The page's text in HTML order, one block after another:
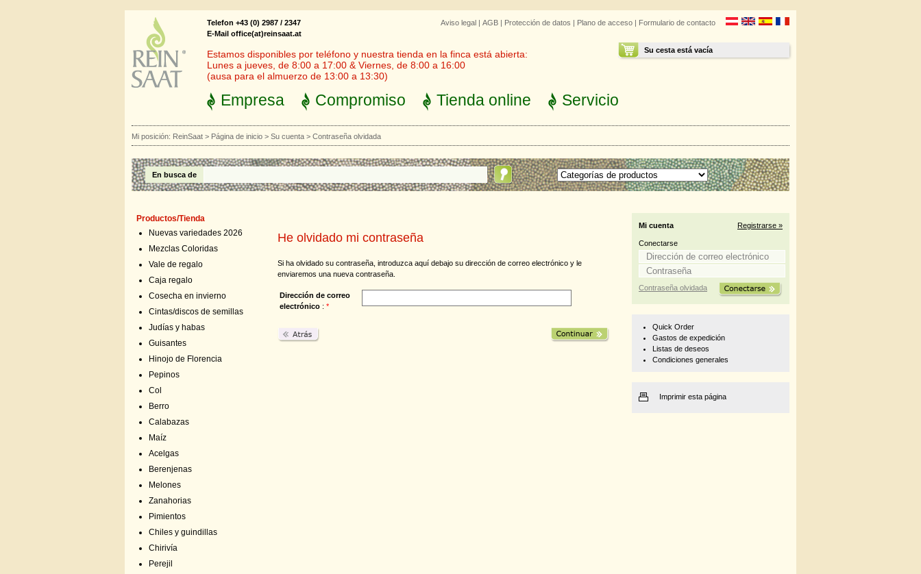
Aviso legal | AGB | Protección de datos | Plano de acceso | Formulario de contacto
Su cesta está vacía
Telefon +43 (0) 2987 / 2347
E-Mail office(at)reinsaat.at
Estamos disponibles por teléfono y nuestra tienda en la finca está abierta:
Lunes a jueves, de 8:00 a 17:00 & Viernes, de 8:00 a 16:00
(ausa para el almuerzo de 13:00 a 13:30)
Empresa Compromiso Tienda online Servicio
Mi posición: ReinSaat > Página de inicio > Su cuenta > Contraseña olvidada
En busca de
Productos/Tienda
Nuevas variedades 2026
Mezclas Coloridas
Vale de regalo
Caja regalo
Cosecha en invierno
Cintas/discos de semillas
Judías y habas
Guisantes
Hinojo de Florencia
Pepinos
Col
Berro
Calabazas
Maíz
Acelgas
Berenjenas
Melones
Zanahorias
Pimientos
Chiles y guindillas
Chirivía
Perejil
He olvidado mi contraseña
Si ha olvidado su contraseña, introduzca aquí debajo su dirección de correo electrónico y le
enviaremos una nueva contraseña.
Dirección de correo
electrónico : *
Mi cuenta Registrarse »
Conectarse
Contraseña olvidada
Quick Order
Gastos de expedición
Listas de deseos
Condiciones generales
Imprimir esta página